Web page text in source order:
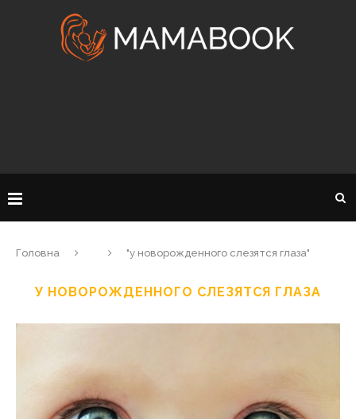
Головна "у новорожденного слезятся глаза"
У НОВОРОЖДЕННОГО СЛЕЗЯТСЯ ГЛАЗА